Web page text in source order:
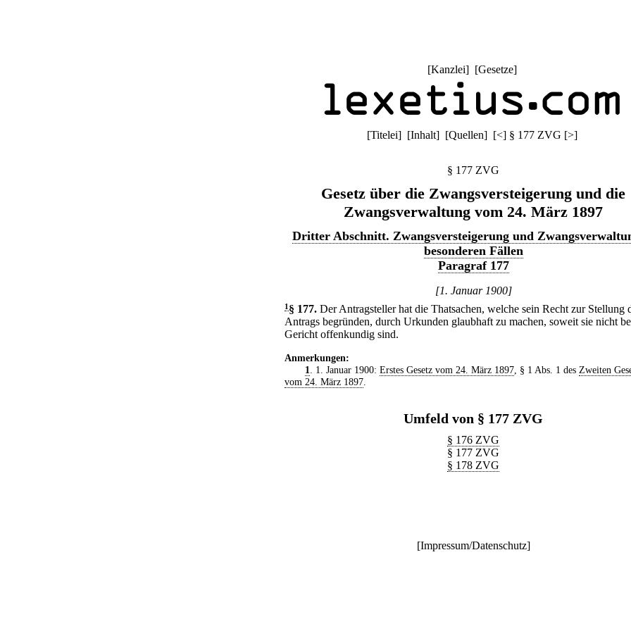
[Kanzlei] [Gesetze]
[Titelei] [Inhalt] [Quellen] [<] § 177 ZVG [>]
§ 177 ZVG
Gesetz über die Zwangsversteigerung und die
Zwangsverwaltung vom 24. März 1897
Dritter Abschnitt. Zwangsversteigerung und
besonderen Fällen
Paragraf 177
[1. Januar 1900]
1 § 177. Der Antragsteller hat die Thatsachen, welche sein Recht zur Stellung
Antrags begründen, durch Urkunden glaubhaft zu machen, soweit sie nicht
Gericht offenkundig sind.
Anmerkungen:
1
. 1. Januar 1900: Erstes Gesetz vom 24. März 1897, § 1 Abs. 1 des Zweiten
vom 24. März 1897
Umfeld von § 177 ZVG
§ 176 ZVG
§ 177 ZVG
§ 178 ZVG
[Impressum/Datenschutz]